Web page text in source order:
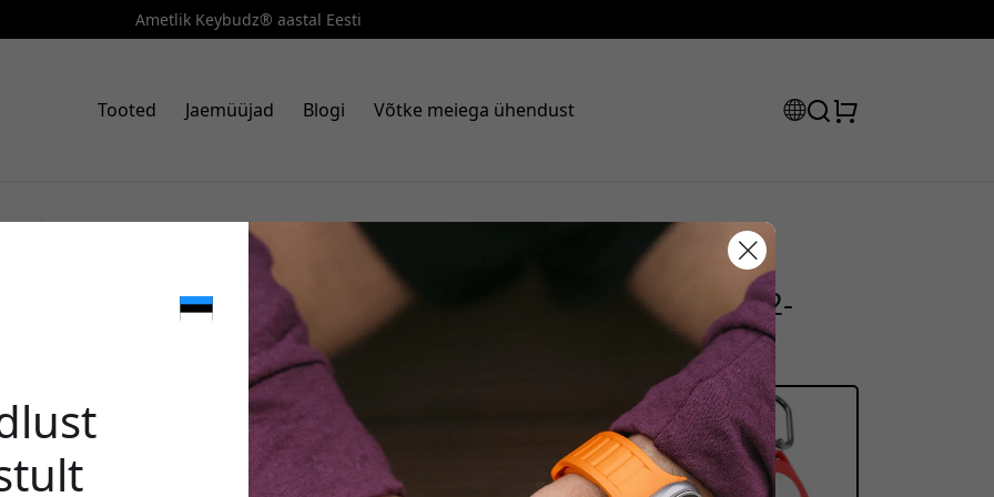
Ametlik Keybudz® aastal Eesti
Tooted Jaemüüjad Blogi Võtke meiega ühendust
Art. nr: AT_S2_RED
KeyBudz Secure Dock AirTagi hoidik konksuga,
hoiukotiga ja kindla sobivusega Apple AirTagile, 2-
pakk - Punane värvus
🎉 Sinu sooduskood:
Kasuta seda koodi kassas, et saada 15% allahindlust.